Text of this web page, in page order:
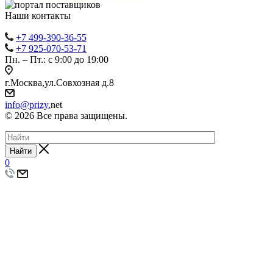
Наши контакты
+7 499-390-36-55
+7 925-070-53-71
Пн. – Пт.: с 9:00 до 19:00
г.Москва,ул.Совхозная д.8
info@prizy.net
© 2026 Все права защищены.
Найти
0